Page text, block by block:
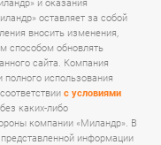
и оказания
оставляет за собой
вносить изменения,
способом обновлять
сайта. Компания
полного использования
с условиями
без каких-либо
компании «Миландр». В
информации